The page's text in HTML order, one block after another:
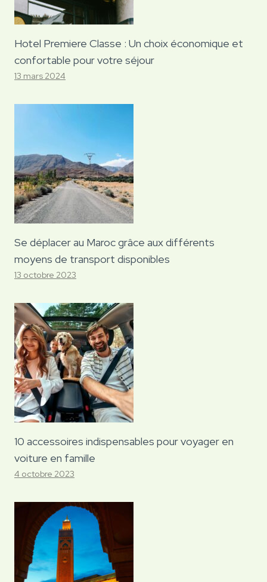
Hotel Premiere Classe : Un choix économique et
confortable pour votre séjour
13 mars 2024
Se déplacer au Maroc grâce aux différents
moyens de transport disponibles
13 octobre 2023
10 accessoires indispensables pour voyager en
voiture en famille
4 octobre 2023